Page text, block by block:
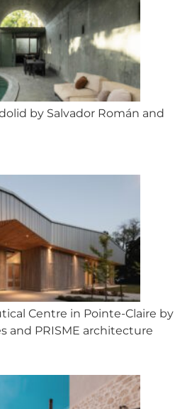
by Salvador Román and
Centre in Pointe-Claire by
and PRISME architecture